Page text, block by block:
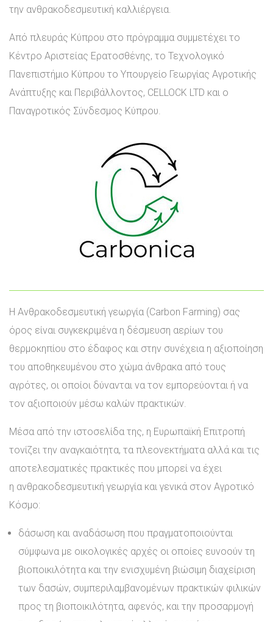
την ανθρακοδεσμευτική καλλιέργεια.
Από πλευράς Κύπρου στο πρόγραμμα συμμετέχει το
Κέντρο Αριστείας Ερατοσθένης, το Τεχνολογικό
Πανεπιστήμιο Κύπρου το Υπουργείο Γεωργίας Αγροτικής
Ανάπτυξης και Περιβάλλοντος, CELLOCK LTD και ο
Παναγροτικός Σύνδεσμος Κύπρου.
Η Ανθρακοδεσμευτική γεωργία (Carbon Farming) σας
όρος είναι συγκεκριμένα η δέσμευση αερίων του
θερμοκηπίου στο έδαφος και στην συνέχεια η αξιοποίηση
του αποθηκευμένου στο χώμα άνθρακα από τους
αγρότες, οι οποίοι δύνανται να τον εμπορεύονται ή να
τον αξιοποιούν μέσω καλών πρακτικών.
Μέσα από την ιστοσελίδα της, η Ευρωπαϊκή Επιτροπή
τονίζει την αναγκαιότητα, τα πλεονεκτήματα αλλά και τις
αποτελεσματικές πρακτικές που μπορεί να έχει
η ανθρακοδεσμευτική γεωργία και γενικά στον Αγροτικό
Κόσμο:
δάσωση και αναδάσωση που πραγματοποιούνται
σύμφωνα με οικολογικές αρχές οι οποίες ευνοούν τη
βιοποικιλότητα και την ενισχυμένη βιώσιμη διαχείριση
των δασών, συμπεριλαμβανομένων πρακτικών φιλικών
προς τη βιοποικιλότητα, αφενός, και την προσαρμογή